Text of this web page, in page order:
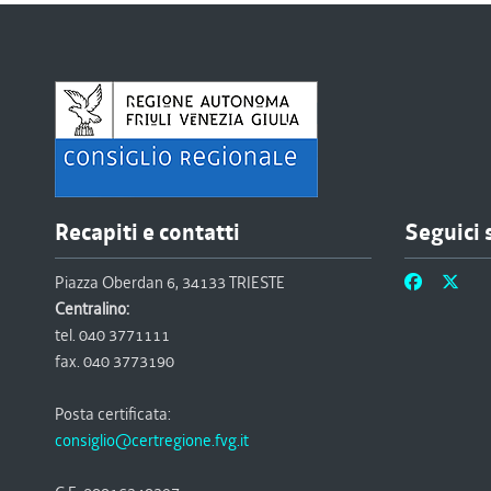
Recapiti e contatti
Piazza Oberdan 6, 34133 TRIESTE
Centralino:
tel. 040 3771111
fax. 040 3773190
Posta certificata:
consiglio@certregione.fvg.it
Seguici